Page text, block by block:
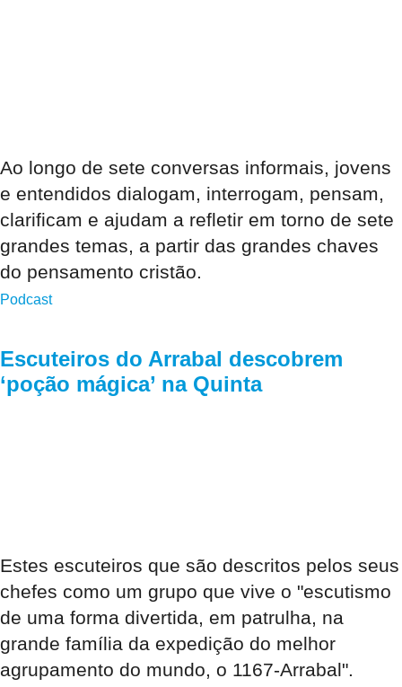
Ao longo de sete conversas informais, jovens
e entendidos dialogam, interrogam, pensam,
clarificam e ajudam a refletir em torno de sete
grandes temas, a partir das grandes chaves
do pensamento cristão.
Podcast
Escuteiros do Arrabal descobrem
‘poção mágica’ na Quinta
Estes escuteiros que são descritos pelos seus
chefes como um grupo que vive o "escutismo
de uma forma divertida, em patrulha, na
grande família da expedição do melhor
agrupamento do mundo, o 1167-Arrabal".